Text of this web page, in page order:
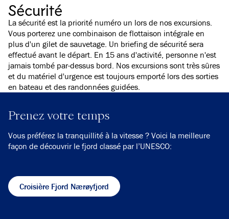
Sécurité
La sécurité est la priorité numéro un lors de nos excursions.
Vous porterez une combinaison de flottaison intégrale en
plus d'un gilet de sauvetage. Un briefing de sécurité sera
effectué avant le départ. En 15 ans d'activité, personne n'est
jamais tombé par-dessus bord. Nos excursions sont très sûres
et du matériel d'urgence est toujours emporté lors des sorties
en bateau et des randonnées guidées.
Prenez votre temps
Vous préférez la tranquillité à la vitesse ? Voici la meilleure
façon de découvrir le fjord classé par l’UNESCO:
Croisière Fjord Nærøyfjord